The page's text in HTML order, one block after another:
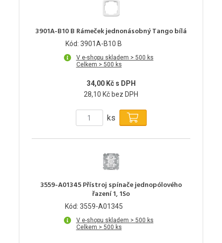
3901A-B10 B Rámeček jednonásobný Tango bílá
Kód: 3901A-B10 B
V e-shopu skladem > 500 ks
Celkem > 500 ks
34,00 Kč s DPH
28,10 Kč bez DPH
ks
3559-A01345 Přístroj spínače jednopólového
řazení 1, 1So
Kód: 3559-A01345
V e-shopu skladem > 500 ks
Celkem > 500 ks